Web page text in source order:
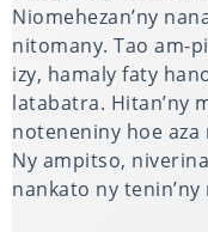
Niomehezan’ny
nitomany. Tao am-
izy, hamaly faty
latabatra. Hitan’ny
noteneniny hoe aza
Ny ampitso,
nankato ny